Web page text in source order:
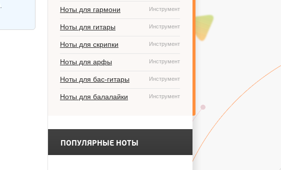
Ноты для гармони Инструмент
Ноты для гитары Инструмент
Ноты для скрипки Инструмент
Ноты для арфы Инструмент
Ноты для бас-гитары Инструмент
Ноты для балалайки Инструмент
ПОПУЛЯРНЫЕ НОТЫ